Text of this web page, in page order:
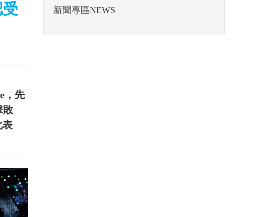
，先
敗
表
新聞專區NEWS